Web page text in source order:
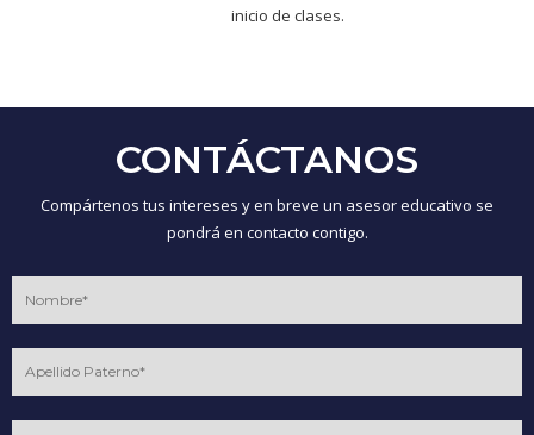
inicio de clases.
CONTÁCTANOS
Compártenos tus intereses y en breve un asesor educativo se
pondrá en contacto contigo.